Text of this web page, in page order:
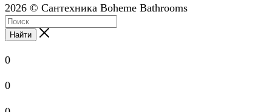
2026 © Сантехника Boheme Bathrooms
Найти
0
0